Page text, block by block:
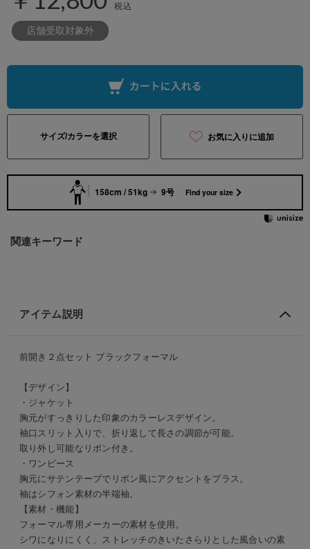
税込
店舗受取対象外
サイズ/カラーを選択 お気に入りに追加
158cm / 51kg 9号 Find your size
関連キーワード
アイテム説明
前開き２点セット ブラックフォーマル
【デザイン】
・ジャケット
胸元がすっきりした印象のカラーレスデザイン。
袖口スリット入りで、折り返して長さの調節が可能。
取り外し可能なリボン付き。
・ワンピース
胸元にサテンテープでリボン風にアクセントをプラス。
袖はシフォン素材の半端袖。
【素材・機能】
フォーマル専用メーカーの素材を使用。
シワになりにくく、ストレッチのきいたさらりとした風合いの素